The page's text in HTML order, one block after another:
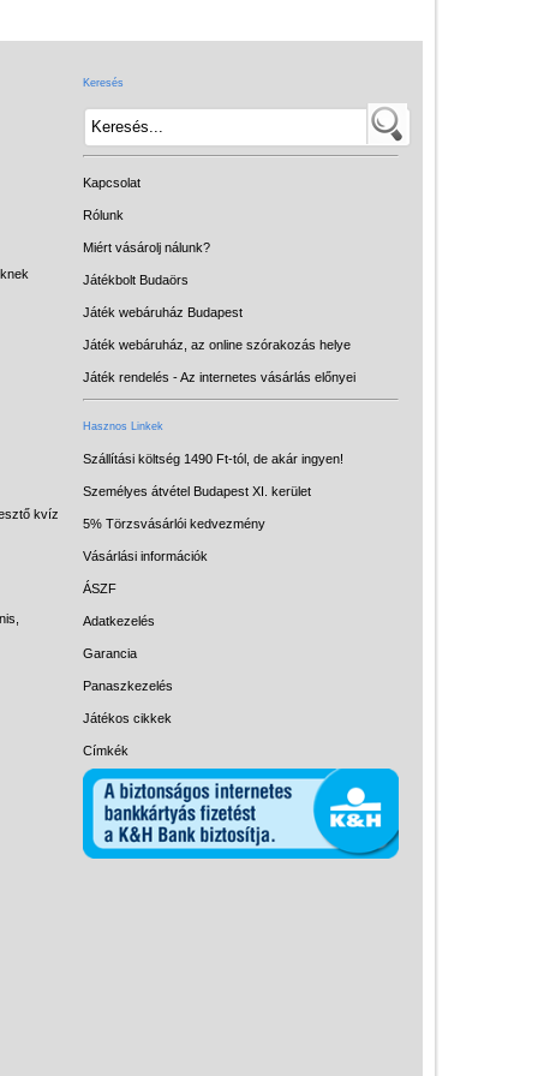
kvíz
Keresés
Kapcsolat
Rólunk
Miért vásárolj nálunk?
Játékbolt Budaörs
Játék webáruház Budapest
Játék webáruház, az online szórakozás helye
Játék rendelés - Az internetes vásárlás előnyei
Hasznos Linkek
Szállítási költség 1490 Ft-tól, de akár ingyen!
Személyes átvétel Budapest XI. kerület
5% Törzsvásárlói kedvezmény
Vásárlási információk
ÁSZF
Adatkezelés
Garancia
Panaszkezelés
Játékos cikkek
Címkék
Intelligens gyurma
Licenszes TOP
gyerekajándékok
LOGICO
LÜK
Papírszínház
Pixelhobby